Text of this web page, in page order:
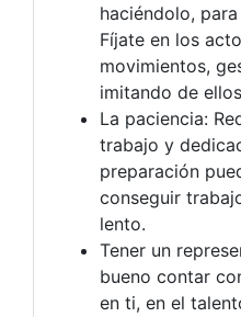
haciéndolo,
Fíjate en los
movimientos,
imitando de
La paciencia:
trabajo y
preparación
conseguir
lento.
Tener un
bueno contar
en ti, en el